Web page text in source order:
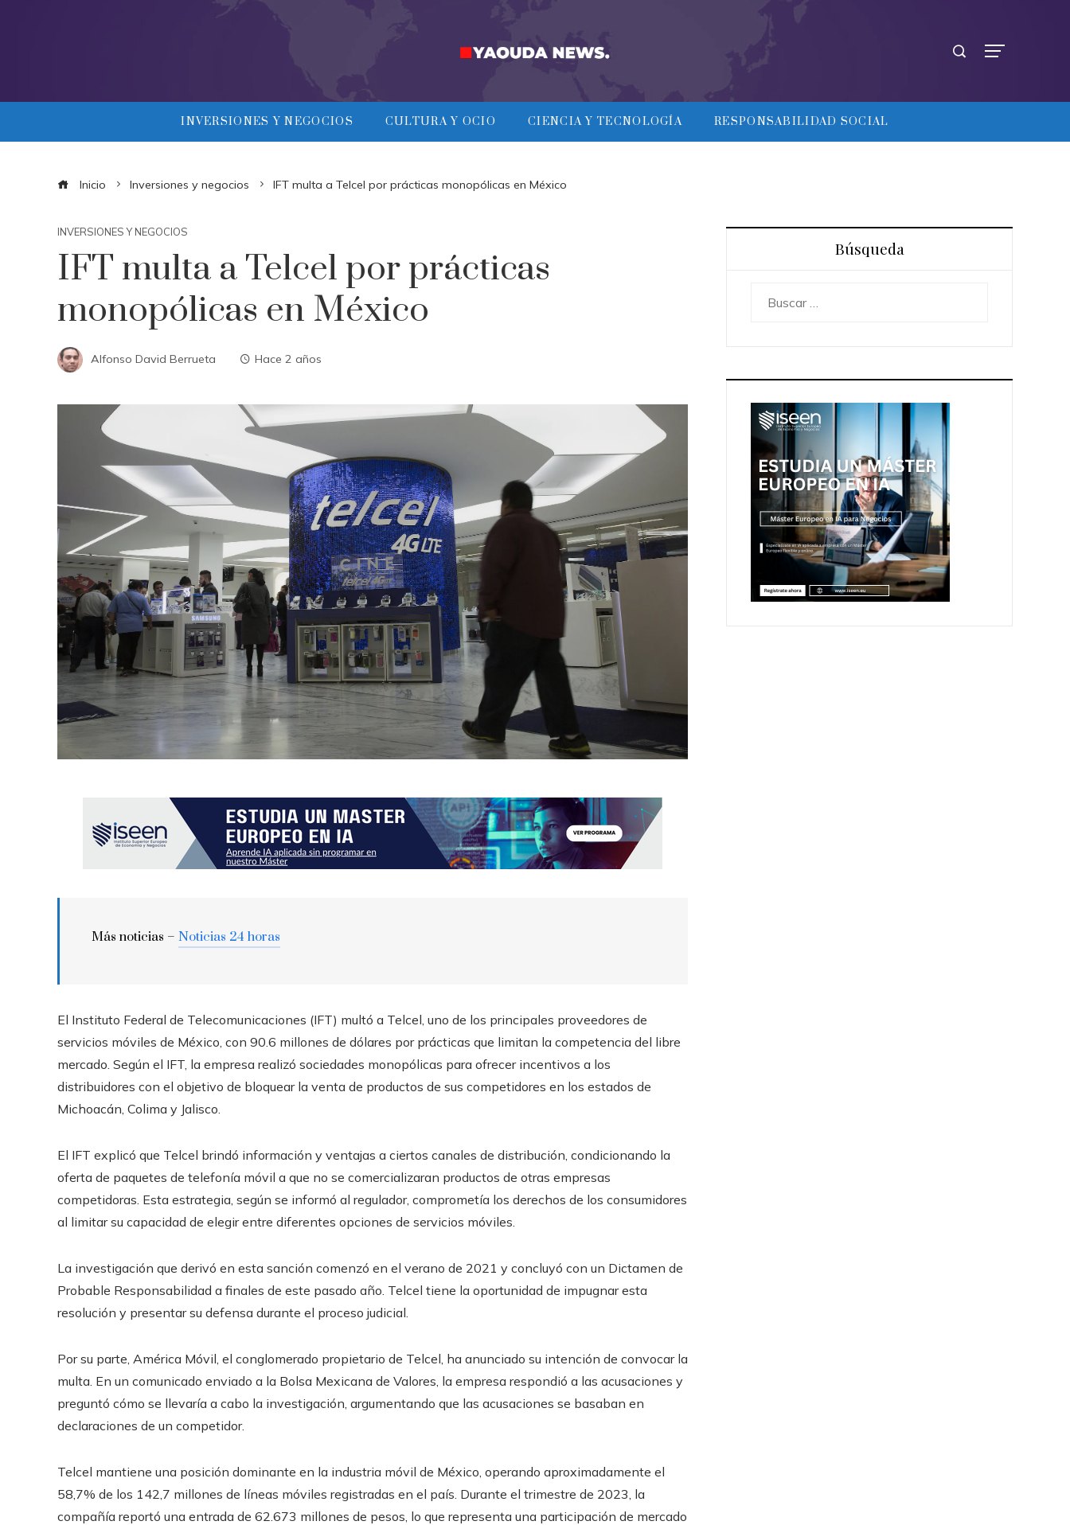
INVERSIONES Y NEGOCIOS CULTURA Y OCIO CIENCIA Y TECNOLOGÍA RESPONSABILIDAD SOCIAL
Inicio Inversiones y negocios IFT multa a Telcel por prácticas monopólicas en México
INVERSIONES Y NEGOCIOS
IFT multa a Telcel por prácticas
monopólicas en México
Alfonso David Berrueta Hace 2 años
Más noticias – Noticias 24 horas
El Instituto Federal de Telecomunicaciones (IFT) multó a Telcel, uno de los principales proveedores de
servicios móviles de México, con 90.6 millones de dólares por prácticas que limitan la competencia del libre
mercado. Según el IFT, la empresa realizó sociedades monopólicas para ofrecer incentivos a los
distribuidores con el objetivo de bloquear la venta de productos de sus competidores en los estados de
Michoacán, Colima y Jalisco.
El IFT explicó que Telcel brindó información y ventajas a ciertos canales de distribución, condicionando la
oferta de paquetes de telefonía móvil a que no se comercializaran productos de otras empresas
competidoras. Esta estrategia, según se informó al regulador, comprometía los derechos de los consumidores
al limitar su capacidad de elegir entre diferentes opciones de servicios móviles.
La investigación que derivó en esta sanción comenzó en el verano de 2021 y concluyó con un Dictamen de
Probable Responsabilidad a finales de este pasado año. Telcel tiene la oportunidad de impugnar esta
resolución y presentar su defensa durante el proceso judicial.
Por su parte, América Móvil, el conglomerado propietario de Telcel, ha anunciado su intención de convocar la
multa. En un comunicado enviado a la Bolsa Mexicana de Valores, la empresa respondió a las acusaciones y
preguntó cómo se llevaría a cabo la investigación, argumentando que las acusaciones se basaban en
declaraciones de un competidor.
Telcel mantiene una posición dominante en la industria móvil de México, operando aproximadamente el
58,7% de los 142,7 millones de líneas móviles registradas en el país. Durante el trimestre de 2023, la
compañía reportó una entrada de 62.673 millones de pesos, lo que representa una participación de mercado
Búsqueda